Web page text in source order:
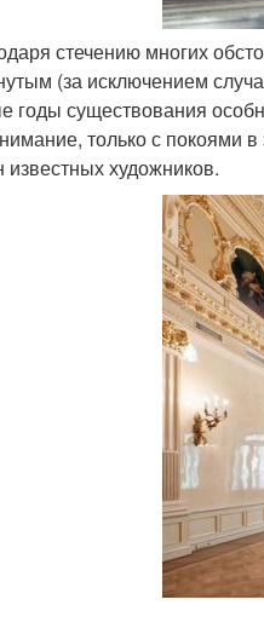
стечению многих
(за исключением
годы существования
только с покоями
известных художников.